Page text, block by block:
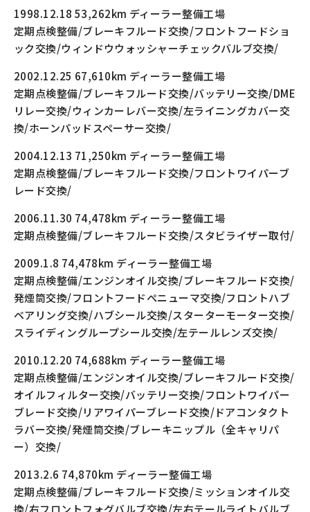
1998.12.18 53,262km ディーラー整備工場
定期点検整備/ブレーキフルード交換/フロントフードショ
ック交換/ウィンドウウォッシャーチェックバルブ交換/
2002.12.25 67,610km ディーラー整備工場
定期点検整備/ブレーキフルード交換/バッテリー交換/DME
リレー交換/ウィンカーレバー交換/左ライニングカバー交
換/ホーンパッドスペーサー交換/
2004.12.13 71,250km ディーラー整備工場
定期点検整備/ブレーキフルード交換/フロントワイパーブ
レード交換/
2006.11.30 74,478km ディーラー整備工場
定期点検整備/ブレーキフルード交換/スタビライザー取付/
2009.1.8 74,478km ディーラー整備工場
定期点検整備/エンジンオイル交換/ブレーキフルード交換/
発煙筒交換/フロントフードぺニューマ交換/フロントハブ
ベアリング交換/ハブシール交換/スターターモーター交換/
スライディングループシール交換/左テールレンズ交換/
2010.12.20 74,688km ディーラー整備工場
定期点検整備/エンジンオイル交換/ブレーキフルード交換/
オイルフィルター交換/バッテリー交換/フロントワイパー
ブレード交換/リアワイパーブレード交換/ドアコンタクト
ラバー交換/発煙筒交換/ブレーキニップル（全キャリパ
ー）交換/
2013.2.6 74,870km ディーラー整備工場
定期点検整備/ブレーキフルード交換/ミッションオイル交
換/右フロントフォグバルブ交換/左右テールライトバルブ